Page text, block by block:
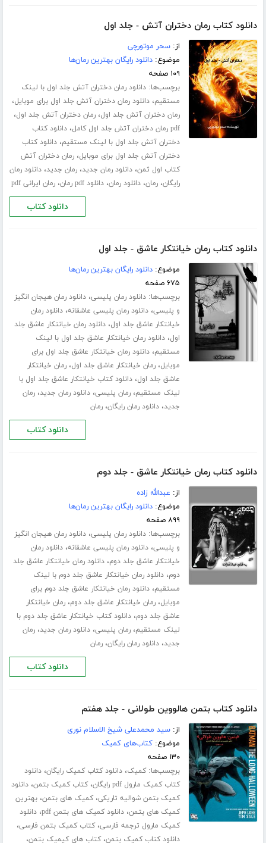
دانلود کتاب رمان دختران آتش - جلد اول
از:سحر موتورچی
موضوع:دانلود رایگان بهترین رمان‌ها
۱۰۹ صفحه
برچسب‌ها:دانلود رمان دختران آتش جلد اول با لینک
مستقیم،دانلود رمان دختران آتش جلد اول برای موبایل،
رمان دختران آتش جلد اول،رمان دختران آتش جلد اول،
pdf رمان دختران آتش جلد اول کامل ،دانلود کتاب
دختران آتش جلد اول با لینک مستقیم،دانلود کتاب
دختران آتش جلد اول برای موبایل،رمان دختران آتش
کتاب اول ثمن،دانلود رمان جدید،رمان جدید،دانلود رمان
رایگان،رمان،دانلود رمان،دانلود pdf رمان ،رمان ایرانی pdf
دانلود کتاب
دانلود کتاب رمان خیانتکار عاشق - جلد اول
موضوع:دانلود رایگان بهترین رمان‌ها
۶۷۵ صفحه
برچسب‌ها:دانلود رمان پلیسی،دانلود رمان هیجان انگیز
و پلیسی،دانلود رمان پلیسی عاشقانه،دانلود رمان
خیانتکار عاشق جلد اول،دانلود رمان خیانتکار عاشق جلد
اول،دانلود رمان خیانتکار عاشق جلد اول با لینک
مستقیم،دانلود رمان خیانتکار عاشق جلد اول برای
موبایل،رمان خیانتکار عاشق جلد اول،رمان خیانتکار
عاشق جلد اول،دانلود کتاب خیانتکار عاشق جلد اول با
لینک مستقیم،رمان پلیسی،دانلود رمان جدید،رمان
جدید،دانلود رمان رایگان،رمان
دانلود کتاب
دانلود کتاب رمان خیانتکار عاشق - جلد دوم
از: عبدالله زاده
موضوع:دانلود رایگان بهترین رمان‌ها
۸۹۹ صفحه
برچسب‌ها:دانلود رمان پلیسی،دانلود رمان هیجان انگیز
و پلیسی،دانلود رمان پلیسی عاشقانه،دانلود رمان
خیانتکار عاشق جلد دوم،دانلود رمان خیانتکار عاشق جلد
دوم،دانلود رمان خیانتکار عاشق جلد دوم با لینک
مستقیم،دانلود رمان خیانتکار عاشق جلد دوم برای
موبایل،رمان خیانتکار عاشق جلد دوم،رمان خیانتکار
عاشق جلد دوم،دانلود کتاب خیانتکار عاشق جلد دوم با
لینک مستقیم،رمان پلیسی،دانلود رمان جدید،رمان
جدید،دانلود رمان رایگان،رمان
دانلود کتاب
دانلود کتاب بتمن هالووین طولانی - جلد هفتم
از:سید محمدعلی شیخ الاسلام نوری
موضوع:کتاب‌های کمیک
۱۳۰ صفحه
برچسب‌ها:کمیک،دانلود کتاب کمیک رایگان،دانلود
کتاب کمیک مارول pdf رایگان
،کتاب کمیک بتمن،دانلود
کمیک بتمن شوالیه تاریکی،کمیک های بتمن،بهترین
کمیک های بتمن،دانلود کمیک های بتمن pdf ،دانلود
کمیک مارول ترجمه فارسی،کتاب کمیک بتمن فارسی،
دانلود کتاب کمیک بتمن،کتاب های کیمیک بتمن،